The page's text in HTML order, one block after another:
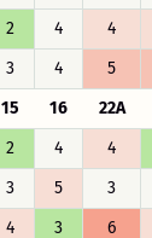
2 4 4
3 4 5
15 16 22A
2 4 4
3 5 3
4 3 6